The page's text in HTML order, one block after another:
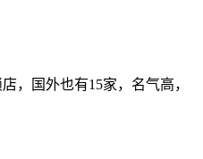
，国外也有15家，名气高，